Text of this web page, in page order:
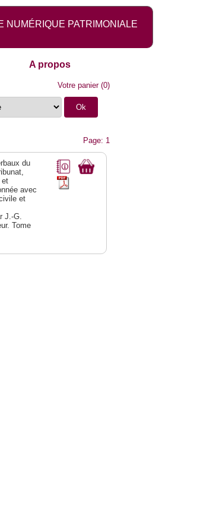
NUMÉRIQUE PATRIMONIALE
A propos
Votre panier(0)
Page: 1
du
et
avec
et
J.-G.
Tome